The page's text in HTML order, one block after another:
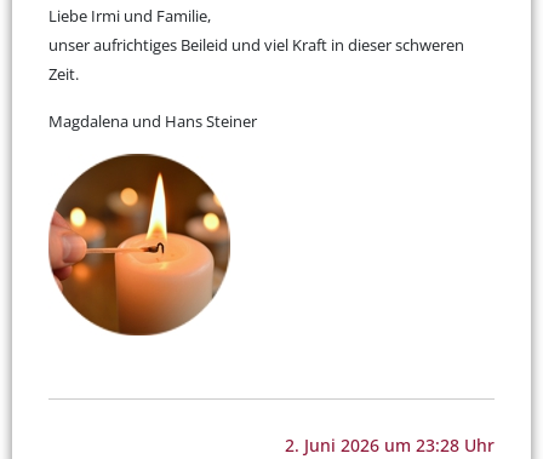
Liebe Irmi und Familie,
unser aufrichtiges Beileid und viel Kraft in dieser schweren
Zeit.
Magdalena und Hans Steiner
2. Juni 2026 um 23:28 Uhr